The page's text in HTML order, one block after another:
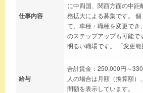
仕事内容
に中四国、関西方面の中距
務拡大による募集です。
て、車種・職種を変更でき
のステップアップも可能で
明るい職場です。 「変更範
給与
合計賃金：250,000円～
人の場合は月額（換算額
間額を表示しています。